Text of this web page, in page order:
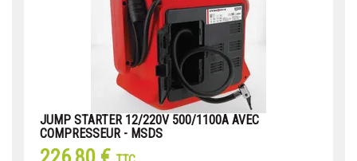
JUMP STARTER 12/220V 500/1100A AVEC
COMPRESSEUR - MSDS